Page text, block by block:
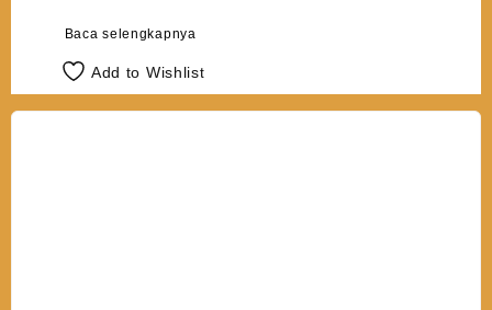
Baca selengkapnya
Add to Wishlist